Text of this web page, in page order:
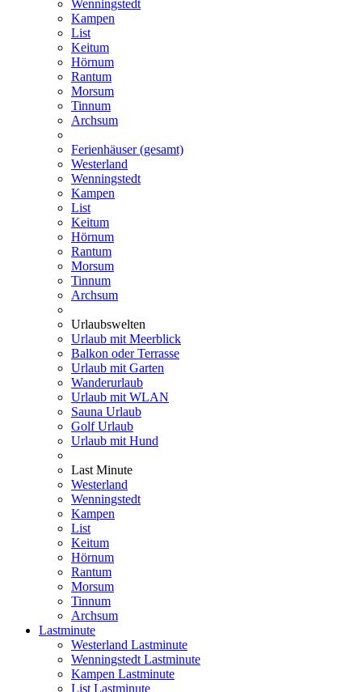
Wenningstedt
Kampen
List
Keitum
Hörnum
Rantum
Morsum
Tinnum
Archsum
Ferienhäuser (gesamt)
Westerland
Wenningstedt
Kampen
List
Keitum
Hörnum
Rantum
Morsum
Tinnum
Archsum
Urlaubswelten
Urlaub mit Meerblick
Balkon oder Terrasse
Urlaub mit Garten
Wanderurlaub
Urlaub mit WLAN
Sauna Urlaub
Golf Urlaub
Urlaub mit Hund
Last Minute
Westerland
Wenningstedt
Kampen
List
Keitum
Hörnum
Rantum
Morsum
Tinnum
Archsum
Lastminute
Westerland Lastminute
Wenningstedt Lastminute
Kampen Lastminute
List Lastminute